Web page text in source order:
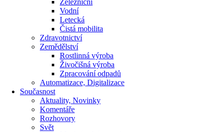
Vodní
Letecká
Čistá mobilita
Zdravotnictví
Zemědělství
Rostlinná výroba
Živočišná výroba
Zpracování odpadů
Automatizace, Digitalizace
Současnost
Aktuality, Novinky
Komentáře
Rozhovory
Svět